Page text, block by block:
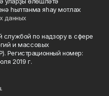
һылтанма яһау мотлаҡ.
данных
службой по надзору в сфере
и массовых
номер:
2019 г.